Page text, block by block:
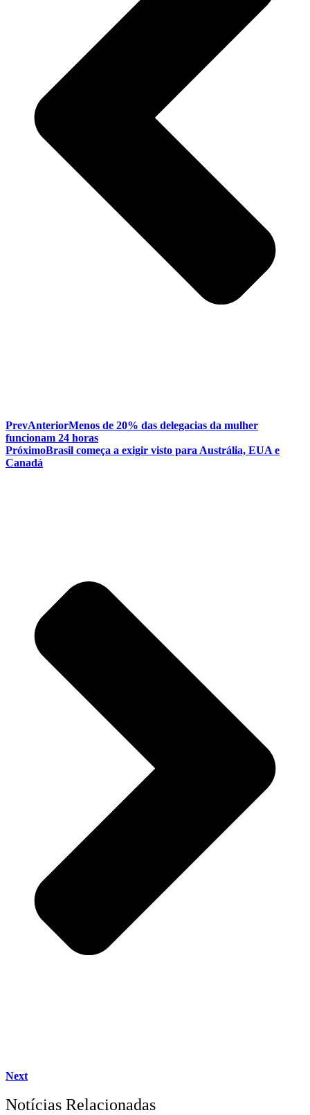
PrevAnteriorMenos de 20% das delegacias da mulher
funcionam 24 horas
PróximoBrasil começa a exigir visto para Austrália, EUA e
Canadá
Next
Notícias Relacionadas